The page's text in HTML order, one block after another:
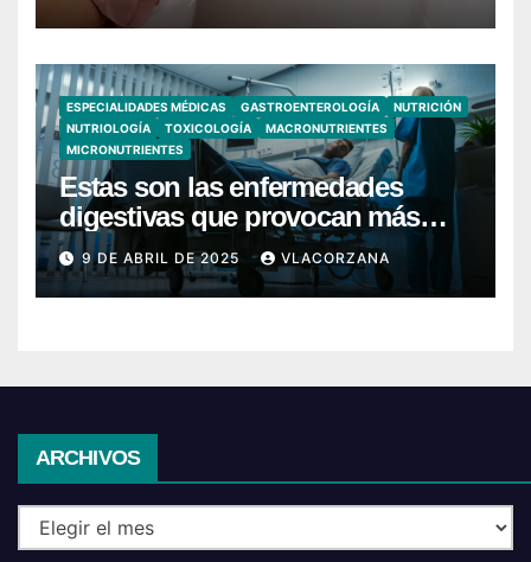
ESPECIALIDADES MÉDICAS GASTROENTEROLOGÍA
NUTRICIÓN
NUTRIOLOGÍA
TOXICOLOGÍA
MACRONUTRIENTES
MICRONUTRIENTES
Estas son las enfermedades
digestivas que provocan más
hospitalizaciones en España
9 DE ABRIL DE 2025 VLACORZANA
ARCHIVOS